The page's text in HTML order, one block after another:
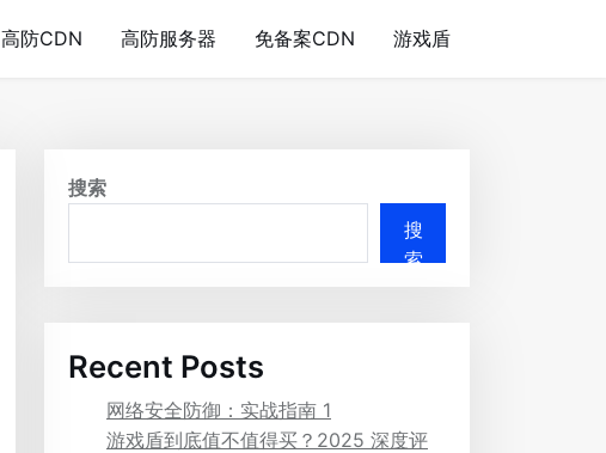
高防CDN 高防服务器 免备案CDN 游戏盾
搜索
搜
索
Recent Posts
网络安全防御：实战指南 1
游戏盾到底值不值得买？2025 深度评